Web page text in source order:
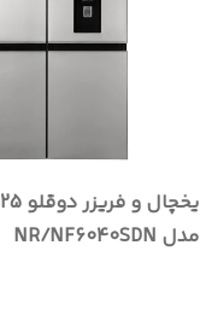
مدل NR/NF6040SDN